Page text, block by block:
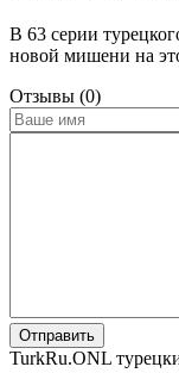
В 63 серии
новой мишени на
Отзывы (0)
Отправить
TurkRu.ONL